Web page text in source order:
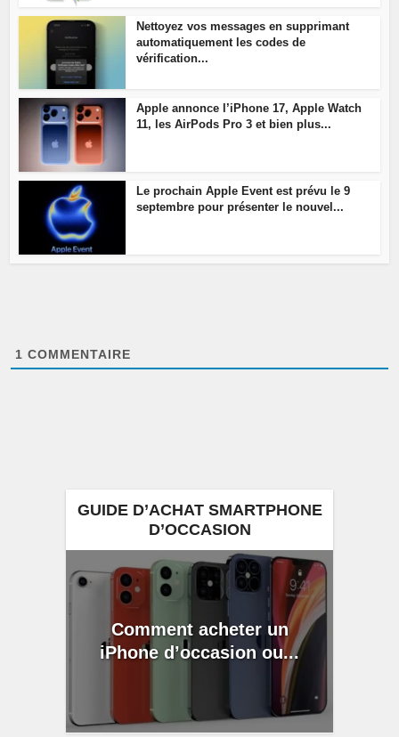
Nettoyez vos messages en supprimant
automatiquement les codes de
vérification...
Apple annonce l’iPhone 17, Apple Watch
11, les AirPods Pro 3 et bien plus...
Le prochain Apple Event est prévu le 9
septembre pour présenter le nouvel...
1 COMMENTAIRE
GUIDE D’ACHAT SMARTPHONE
D’OCCASION
Comment acheter un
iPhone d’occasion ou...